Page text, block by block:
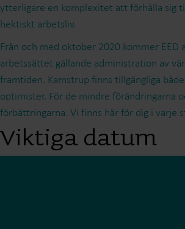
ytterligare en komplexitet att förhålla sig
hektiskt arbetsliv.
Från och med oktober 2020 kommer EED
arbetssättet gällande administration av
framtiden. Kamstrup finns tillgängliga
optimister. För de mindre förändringarna
förbättringarna. Vi finns här för dig i varje
Viktiga datum